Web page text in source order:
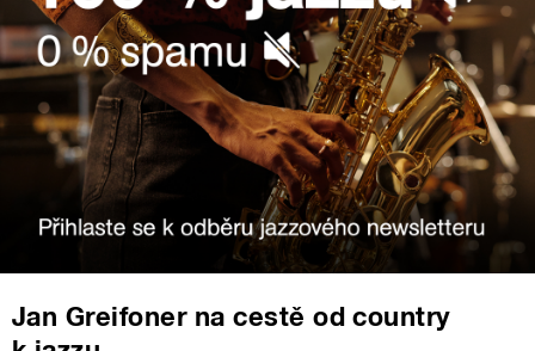
Jan Greifoner na cestě od country